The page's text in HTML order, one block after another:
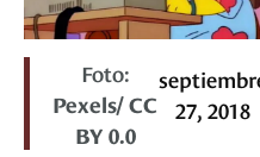
Foto:
Pexels/ CC
BY 0.0
27, 2018